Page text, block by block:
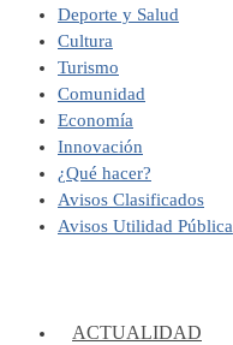
Deporte y Salud
Cultura
Turismo
Comunidad
Economía
Innovación
¿Qué hacer?
Avisos Clasificados
Avisos Utilidad Pública
ACTUALIDAD